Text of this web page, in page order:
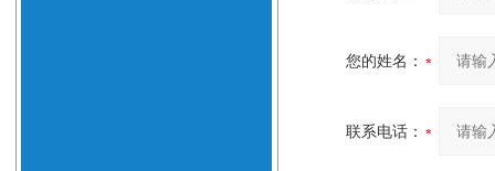
您的姓名：
联系电话：